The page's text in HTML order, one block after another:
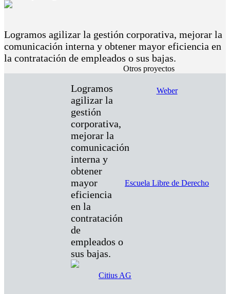
Logramos agilizar la gestión corporativa, mejorar la
comunicación interna y obtener mayor eficiencia en
la contratación de empleados o sus bajas.
Logramos
agilizar la
gestión
corporativa,
mejorar la
comunicación
interna y
obtener
mayor
eficiencia
en la
contratación
de
empleados o
sus bajas.
Otros proyectos
Weber
Escuela Libre de Derecho
Citius AG